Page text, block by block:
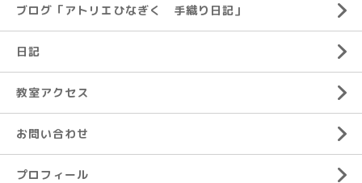
ブログ「アトリエひなぎく 手織り日記」
日記
教室アクセス
お問い合わせ
プロフィール